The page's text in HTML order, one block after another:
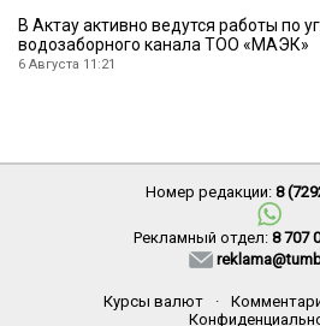
В Актау активно ведутся работы по
водозаборного канала ТОО «МАЭК»
6 Августа 11:21
Номер редакции: 8
Рекламный отдел: 8 707
Курсы валют ·